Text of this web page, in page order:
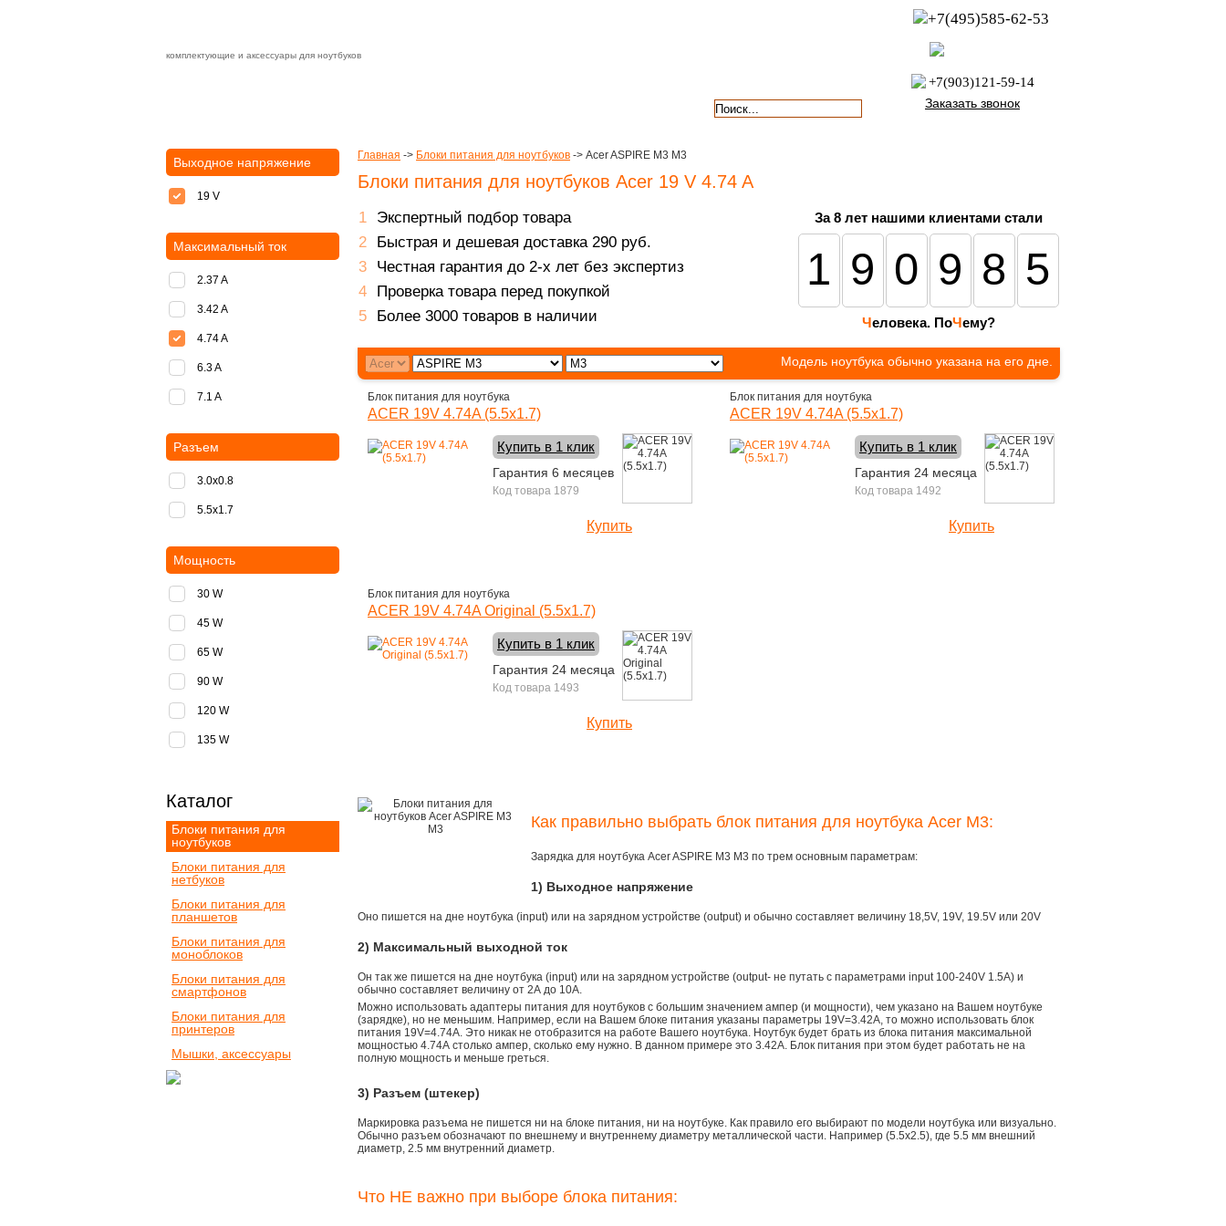
комплектующие и аксессуары для ноутбуков
+7(495)585-62-53
+7(903)121-59-14
Заказать звонок
Главная -> Блоки питания для ноутбуков -> Acer ASPIRE M3 M3
Блоки питания для ноутбуков Acer 19 V 4.74 A
Экспертный подбор товара
Быстрая и дешевая доставка 290 руб.
Честная гарантия до 2-х лет без экспертиз
Проверка товара перед покупкой
Более 3000 товаров в наличии
За 8 лет нашими клиентами стали
190985
Человека. ПоЧему?
Модель ноутбука обычно указана на его дне.
Блок питания для ноутбука
ACER 19V 4.74A (5.5x1.7)
Купить в 1 клик
Гарантия 6 месяцев
Код товара 1879
Купить
Блок питания для ноутбука
ACER 19V 4.74A (5.5x1.7)
Купить в 1 клик
Гарантия 24 месяца
Код товара 1492
Купить
Блок питания для ноутбука
ACER 19V 4.74A Original (5.5x1.7)
Купить в 1 клик
Гарантия 24 месяца
Код товара 1493
Купить
Как правильно выбрать блок питания для ноутбука Acer M3:
Зарядка для ноутбука Acer ASPIRE M3 M3 по трем основным параметрам:
1) Выходное напряжение
Оно пишется на дне ноутбука (input) или на зарядном устройстве (output) и обычно составляет величину 18,5V, 19V, 19.5V или 20V
2) Максимальный выходной ток
Он так же пишется на дне ноутбука (input) или на зарядном устройстве (output- не путать с параметрами input 100-240V 1.5A) и
обычно составляет величину от 2А до 10A.
Можно использовать адаптеры питания для ноутбуков с большим значением ампер (и мощности), чем указано на Вашем ноутбуке
(зарядке), но не меньшим. Например, если на Вашем блоке питания указаны параметры 19V=3.42A, то можно использовать блок
питания 19V=4.74A. Это никак не отобразится на работе Вашего ноутбука. Ноутбук будет брать из блока питания максимальной
мощностью 4.74А столько ампер, сколько ему нужно. В данном примере это 3.42А. Блок питания при этом будет работать не на
полную мощность и меньше греться.
3) Разъем (штекер)
Маркировка разъема не пишется ни на блоке питания, ни на ноутбуке. Как правило его выбирают по модели ноутбука или визуально.
Обычно разъем обозначают по внешнему и внутреннему диаметру металлической части. Например (5.5x2.5), где 5.5 мм внешний
диаметр, 2.5 мм внутренний диаметр.
Что НЕ важно при выборе блока питания:
Выходное напряжение
19 V
Максимальный ток
2.37 A
3.42 A
4.74 A
6.3 A
7.1 A
Разъем
3.0x0.8
5.5х1.7
Мощность
30 W
45 W
65 W
90 W
120 W
135 W
Каталог
Блоки питания для
ноутбуков
Блоки питания для
нетбуков
Блоки питания для
планшетов
Блоки питания для
моноблоков
Блоки питания для
смартфонов
Блоки питания для
принтеров
Мышки, аксессуары